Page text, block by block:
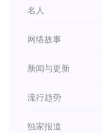
名人
网络故事
新闻与更新
流行趋势
独家报道